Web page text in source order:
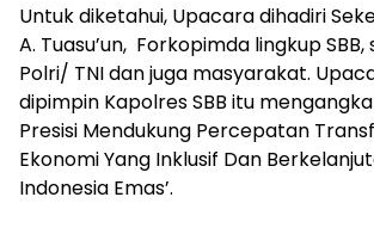
Untuk diketahui, Upacara dihadiri
A. Tuasu’un, Forkopimda lingkup
Polri/ TNI dan juga masyarakat.
dipimpin Kapolres SBB itu
Presisi Mendukung Percepatan
Ekonomi Yang Inklusif Dan
Indonesia Emas’.